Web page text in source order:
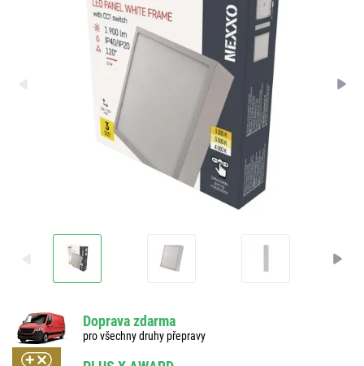
Doprava zdarma
pro všechny druhy přepravy